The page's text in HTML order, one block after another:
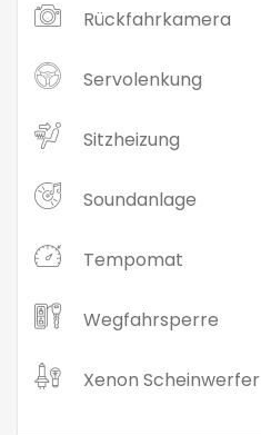
Rückfahrkamera
Servolenkung
Sitzheizung
Soundanlage
Tempomat
Wegfahrsperre
Xenon Scheinwerfer